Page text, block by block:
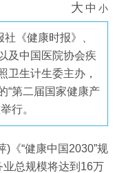
大 中 小
《健康时报》、
及中国医院协会疾
卫生计生委主办，
“第二届国家健康产
行。
《“健康中国2030”规
总规模将达到16万